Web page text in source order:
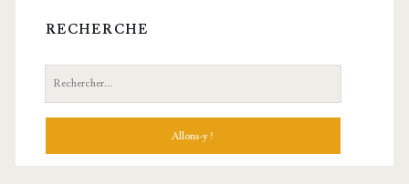
RECHERCHE
Recherche: